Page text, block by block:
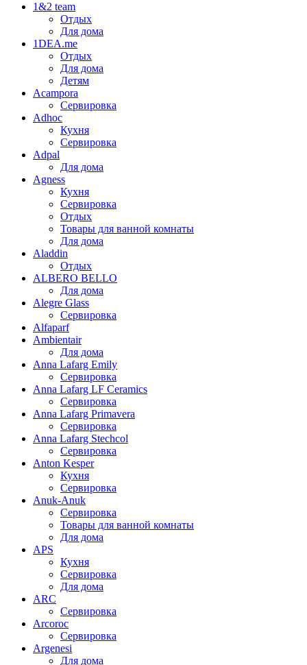
1&2 team
Отдых
Для дома
1DEA.me
Отдых
Для дома
Детям
Acampora
Сервировка
Adhoc
Кухня
Сервировка
Adpal
Для дома
Agness
Кухня
Сервировка
Отдых
Товары для ванной комнаты
Для дома
Aladdin
Отдых
ALBERO BELLO
Для дома
Alegre Glass
Сервировка
Alfaparf
Ambientair
Для дома
Anna Lafarg Emily
Сервировка
Anna Lafarg LF Ceramics
Сервировка
Anna Lafarg Primavera
Сервировка
Anna Lafarg Stechcol
Сервировка
Anton Kesper
Кухня
Сервировка
Anuk-Anuk
Сервировка
Товары для ванной комнаты
Для дома
APS
Кухня
Сервировка
Для дома
ARC
Сервировка
Arcoroc
Сервировка
Argenesi
Для дома